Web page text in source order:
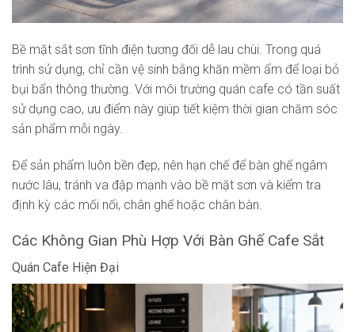
Bề mặt sắt sơn tĩnh điện tương đối dễ lau chùi. Trong quá
trình sử dụng, chỉ cần vệ sinh bằng khăn mềm ẩm để loại bỏ
bụi bẩn thông thường. Với môi trường quán cafe có tần suất
sử dụng cao, ưu điểm này giúp tiết kiệm thời gian chăm sóc
sản phẩm mỗi ngày.
Để sản phẩm luôn bền đẹp, nên hạn chế để bàn ghế ngâm
nước lâu, tránh va đập mạnh vào bề mặt sơn và kiểm tra
định kỳ các mối nối, chân ghế hoặc chân bàn.
Các Không Gian Phù Hợp Với Bàn Ghế Cafe Sắt
Quán Cafe Hiện Đại